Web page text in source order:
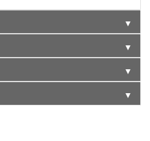
▼
▼
▼
▼